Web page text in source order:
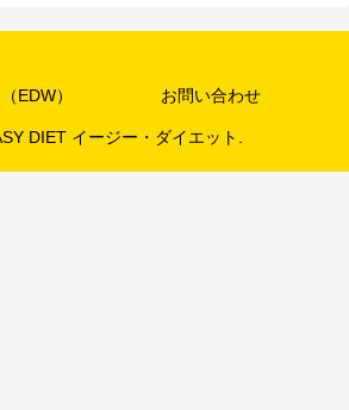
EDW） お問い合わせ
DIET イージー・ダイエット.